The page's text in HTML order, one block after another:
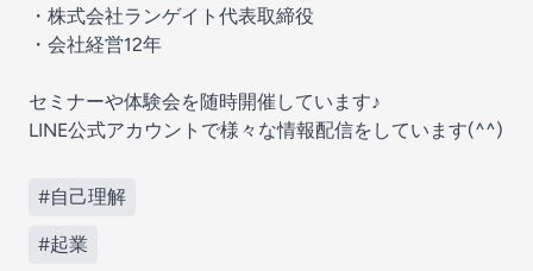
・株式会社ランゲイト代表取締役
・会社経営12年
セミナーや体験会を随時開催しています♪
LINE公式アカウントで様々な情報配信をしています(^^)
#自己理解
#起業